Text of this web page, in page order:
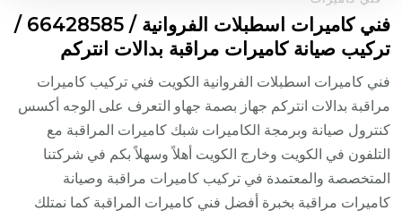
فني كاميرات اسطبلات الفروانية / 66428585 /
تركيب صيانة كاميرات مراقبة بدالات انتركم
فني كاميرات اسطبلات الفروانية الكويت فني تركيب كاميرات
مراقبة بدالات انتركم جهاز بصمة جهاو التعرف على الوجه أكسس
كنترول صيانة وبرمجة الكاميرات شبك كاميرات المراقبة مع
التلفون في الكويت وخارج الكويت أهلاً وسهلاً بكم في شركتنا
المتخصصة والمعتمدة في تركيب كاميرات مراقبة وصيانة
كاميرات مراقبة بخبرة أفضل فني كاميرات المراقبة كما نمتلك